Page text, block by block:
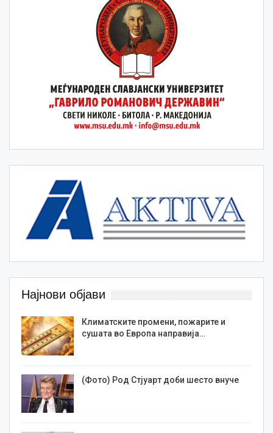
Најнови објави
Климатските промени, пожарите и
сушата во Европа направија…
(Фото) Род Стјуарт доби шесто внуче